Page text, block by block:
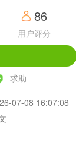
86
用户评分
求助
07-08 16:07:08